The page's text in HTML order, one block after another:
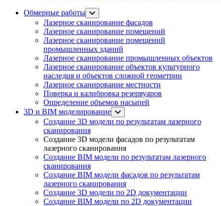
Обмерные работы
Лазерное сканирование фасадов
Лазерное сканирование помещений
Лазерное сканирование помещений
промышленных зданий
Лазерное сканирование промышленных объектов
Лазерное сканирование объектов культурного
наследия и объектов сложной геометрии
Лазерное сканирование местности
Поверка и калибровка резервуаров
Определение объемов насы​​пей
3D и BIM моделирование
Создание 3D модели по результатам лазерного
сканирования
Создание 3D модели фасадов по результатам
лазерного сканирования
Создание BIM модели по результатам лазерного
сканирования
Создание BIM модели фасадов по результатам
лазерного сканирования
Создание 3D модели по 2D документации
Создание BIM модели по 2D документации